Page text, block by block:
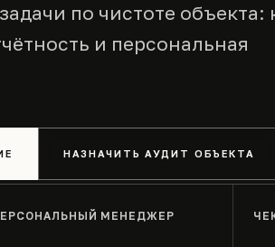
по чистоте объекта:
и персональная
НАЗНАЧИТЬ АУДИТ ОБЪЕКТА
МЕНЕДЖЕР